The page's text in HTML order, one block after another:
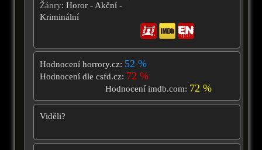
Žánry: Horor - Akční -
Kriminální
Hodnocení horrory.cz: 52 %
Hodnocení dle csfd.cz: 72 %
Hodnocení imdb.com: 72 %
Viděli?